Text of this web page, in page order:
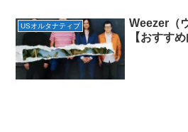
USオルタナティブ
Weezer（
【おすす